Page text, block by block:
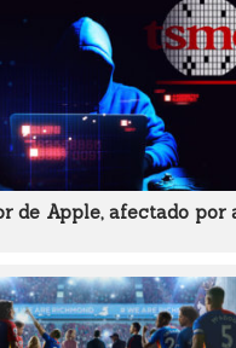
de Apple, afectado por